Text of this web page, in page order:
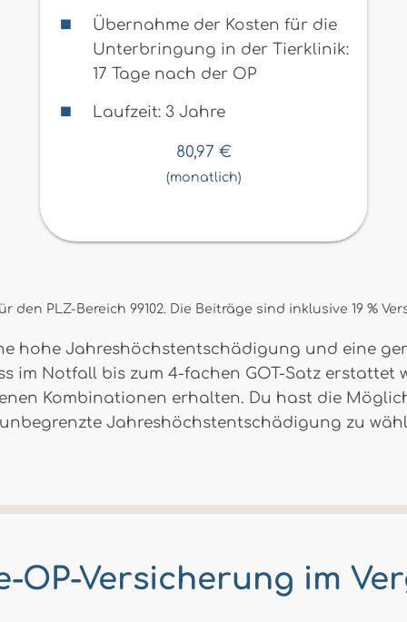
Übernahme der Kosten für die
Unterbringung in der Tierklinik:
17 Tage nach der OP
Laufzeit: 3 Jahre
80,97 €
(monatlich)
PLZ-Bereich 99102. Die Beiträge sind inklusive 19 %
hohe Jahreshöchstentschädigung und eine
im Notfall bis zum 4-fachen GOT-Satz erstattet
Kombinationen erhalten. Du hast die
Jahreshöchstentschädigung zu
OP-Versicherung im